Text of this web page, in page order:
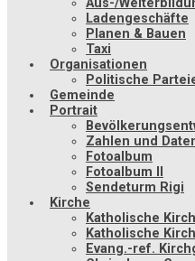
Aus-/
Ladengeschäfte
Planen & Bauen
Taxi
Organisationen
Politische
Gemeinde
Portrait
Zahlen und
Fotoalbum
Fotoalbum II
Sendeturm Rigi
Kirche
Katholische
Katholische
Evang.-ref.